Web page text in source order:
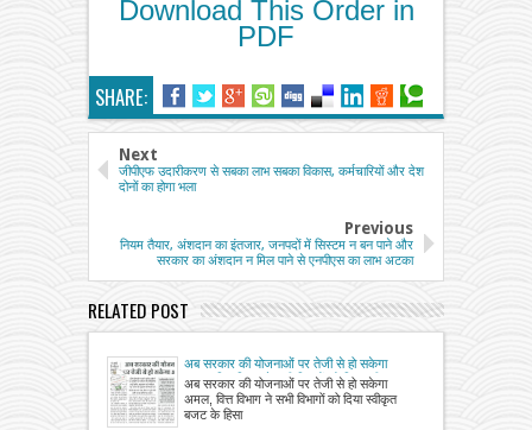
Download This Order in
PDF
SHARE:
Next
जीपीएफ उदारीकरण से सबका लाभ सबका विकास, कर्मचारियों और देश
दोनों का होगा भला
Previous
नियम तैयार, अंशदान का इंतजार, जनपदों में सिस्टम न बन पाने और
सरकार का अंशदान न मिल पाने से एनपीएस का लाभ अटका
RELATED POST
अब सरकार की योजनाओं पर तेजी से हो सकेगा
अमल, वित्त विभाग ने सभी विभागों को दिया स्वीकृत
बजट के हिसाब से खर्च की अनुमति, कड़े वित्तीय
अनुशासन की कोशिश जारी
अब सरकार की योजनाओं पर तेजी से हो सकेगा
अमल, वित्त विभाग ने सभी विभागों को दिया स्वीकृत
बजट के हिसा